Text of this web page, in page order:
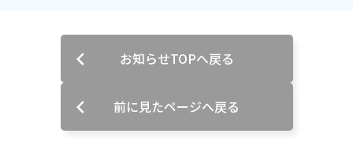
情報セキュリティ基本方針
ご利用約款・重要事項説明書
プライバシーポリシー
お知らせTOPへ戻る
前に見たページへ戻る